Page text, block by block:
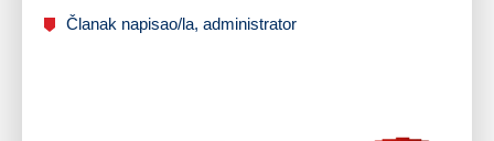
Članak napisao/la, administrator